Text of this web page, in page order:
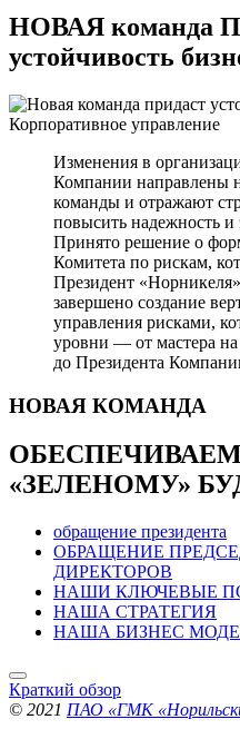
НОВАЯ команда
устойчивость
Корпоративное управление
Изменения в
Компании направлены
команды и отражают
повысить надежность и
Принято решение о
Комитета по рискам,
Президент
завершено создание
управления рисками,
уровни — от мастера на
до Президента
НОВАЯ КОМАНДА
«ЗЕЛЕНОМУ»
обращение президента
ОБРАЩЕНИЕ
ДИРЕКТОРОВ
НАШИ КЛЮЧЕВЫЕ
НАША СТРАТЕГИЯ
НАША БИЗНЕС
Краткий обзор
© 2021 ПАО «ГМК